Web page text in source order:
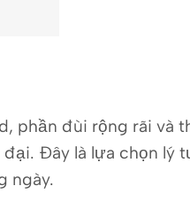
phần đùi rộng rãi và
Đây là lựa chọn lý
ngày.